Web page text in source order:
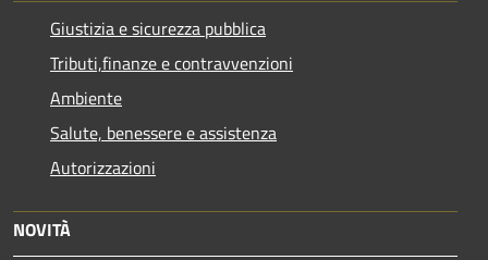
Giustizia e sicurezza pubblica
Tributi,finanze e contravvenzioni
Ambiente
Salute, benessere e assistenza
Autorizzazioni
NOVITÀ